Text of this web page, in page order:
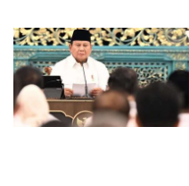
Penjajahan (Pergolakan
Ekonomi Politik Indonesia) &
Simposium Nasional “Urgensi
Undang-Undang
Perekonomian Nasional dan
Kesejahteraan Sosial dalam